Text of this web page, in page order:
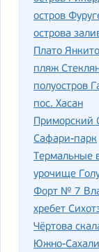
остров
острова
Плато Янкито
пляж
полуостров
пос. Хасан
Приморский
Сафари-парк
Термальные
урочище
Форт № 7
хребет
Чёртова
Южно-